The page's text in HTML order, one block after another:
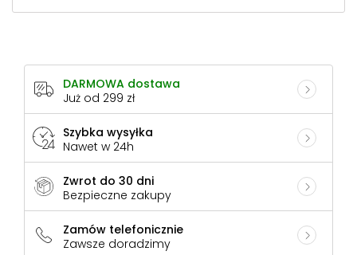
DARMOWA dostawa
Już od 299 zł
Szybka wysyłka
Nawet w 24h
Zwrot do 30 dni
Bezpieczne zakupy
Zamów telefonicznie
Zawsze doradzimy